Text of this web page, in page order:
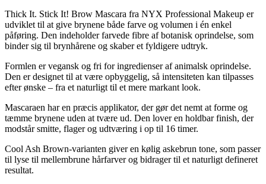
Thick It. Stick It! Brow Mascara fra NYX Professional Makeup er
udviklet til at give brynene både farve og volumen i én enkel
påføring. Den indeholder farvede fibre af botanisk oprindelse, som
binder sig til brynhårene og skaber et fyldigere udtryk.
Formlen er vegansk og fri for ingredienser af animalsk oprindelse.
Den er designet til at være opbyggelig, så intensiteten kan tilpasses
efter ønske – fra et naturligt til et mere markant look.
Mascaraen har en præcis applikator, der gør det nemt at forme og
tæmme brynene uden at tvære ud. Den lover en holdbar finish, der
modstår smitte, flager og udtværing i op til 16 timer.
Cool Ash Brown-varianten giver en kølig askebrun tone, som passer
til lyse til mellembrune hårfarver og bidrager til et naturligt defineret
resultat.